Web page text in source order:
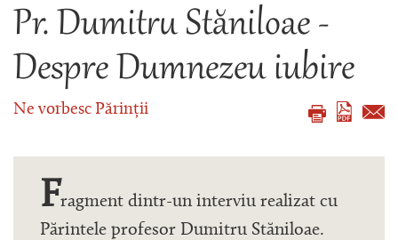
Pr. Dumitru Stăniloae -
Despre Dumnezeu iubire
Ne vorbesc Părinții
Fragment dintr-un interviu realizat cu
Părintele profesor Dumitru Stăniloae.